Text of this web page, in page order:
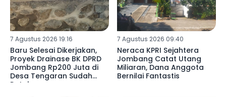
7 Agustus 2026 19:16
Baru Selesai Dikerjakan,
Proyek Drainase BK DPRD
Jombang Rp200 Juta di
Desa Tengaran Sudah
Retak
7 Agustus 2026 09:40
Neraca KPRI Sejahtera
Jombang Catat Utang
Miliaran, Dana Anggota
Bernilai Fantastis